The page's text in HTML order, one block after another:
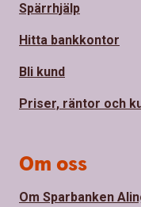
Spärrhjälp
Hitta bankkontor
Bli kund
Priser, räntor och
Om oss
Om Sparbanken